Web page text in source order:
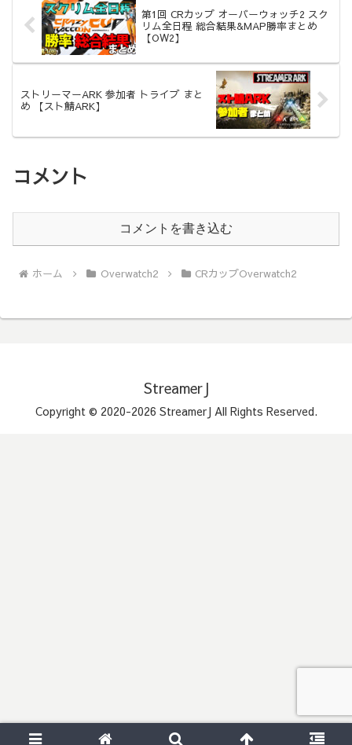
第1回 CRカップ オーバーウォッチ2 スク
リム全日程 総合結果&MAP勝率まとめ
【OW2】
ストリーマーARK 参加者 トライブ まと
め 【スト鯖ARK】
コメント
コメントを書き込む
ホーム Overwatch2 CRカップOverwatch2
StreamerJ
Copyright © 2020-2026 StreamerJ All Rights Reserved.